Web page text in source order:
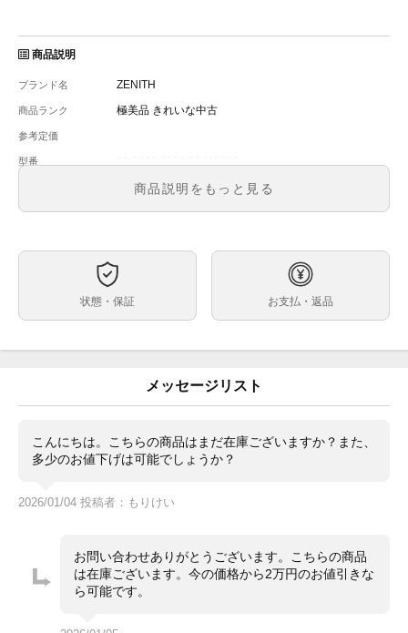
商品説明
ブランド名 ZENITH
商品ランク 極美品 きれいな中古
参考定価
型番
メンズ
文字盤 ホワイト
38
ケース素材
コマ１つ
状態
・極美品です。
コメント
※店頭、お電話にて状態を確認する事はできますが購入
の際にはWEB上からお買い求め下さい。郵送にて配送
※こちらは『現金特価』商品であり、『銀行振込』時の
【取扱店】
大黒屋 ブランド館 徳島藍住店
〒771-1155 徳島県徳島市応神町西貞方字鷹ノ橋28-3
TEL:088-683-3160
定休日:水曜日
商品説明をもっと見る
状態・保証 お支払・返品
メッセージリスト
こんにちは。こちらの商品はまだ在庫ございますか？また、
多少のお値下げは可能でしょうか？
2026/01/04 投稿者：もりけい
お問い合わせありがとうございます。こちらの商品
は在庫ございます。今の価格から2万円のお値引きな
ら可能です。